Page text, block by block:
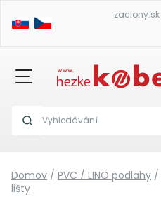
zaclony.sk
Domov / PVC / LINO podlahy /
lišty